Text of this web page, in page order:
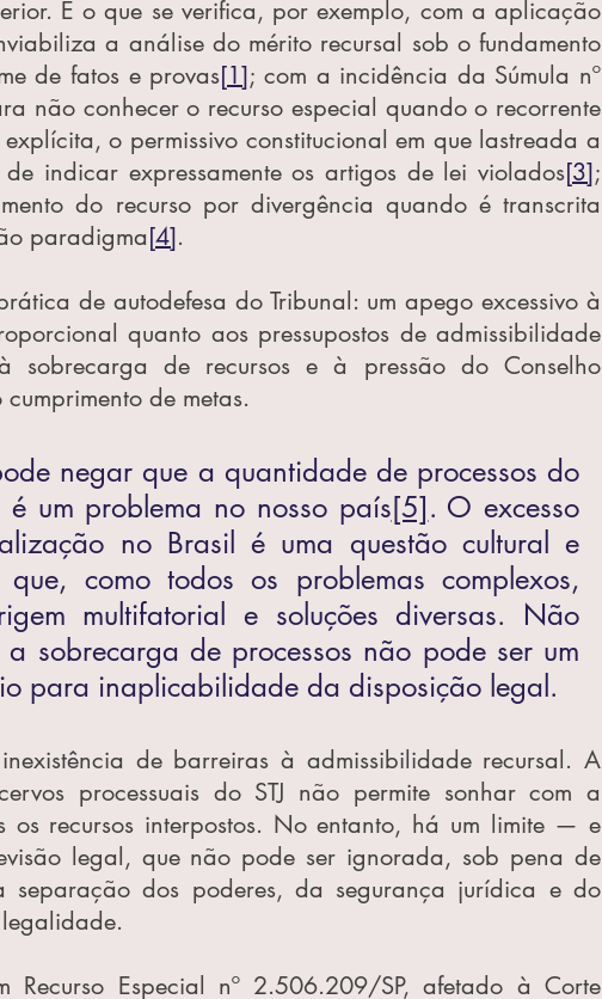
É o que se verifica, por exemplo, com a aplicação
a análise do mérito recursal sob o fundamento
de fatos e provas[1]; com a incidência da Súmula nº
não conhecer o recurso especial quando o recorrente
o permissivo constitucional em que lastreada a
indicar expressamente os artigos de lei violados[3];
do recurso por divergência quando é transcrita
paradigma[4].
de autodefesa do Tribunal: um apego excessivo à
quanto aos pressupostos de admissibilidade
sobrecarga de recursos e à pressão do Conselho
de metas.
negar que a quantidade de processos do
é um problema no nosso país[5]. O excesso
no Brasil é uma questão cultural e
que, como todos os problemas complexos,
multifatorial e soluções diversas. Não
a sobrecarga de processos não pode ser um
para inaplicabilidade da disposição legal.
de barreiras à admissibilidade recursal. A
processuais do STJ não permite sonhar com a
os recursos interpostos. No entanto, há um limite — e
legal, que não pode ser ignorada, sob pena de
separação dos poderes, da segurança jurídica e do
Especial nº 2.506.209/SP, afetado à Corte